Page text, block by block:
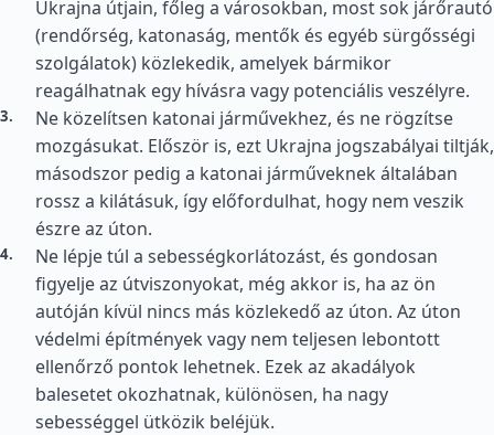
Ukrajna útjain, főleg a városokban, most sok járőrautó
(rendőrség, katonaság, mentők és egyéb sürgősségi
szolgálatok) közlekedik, amelyek bármikor
reagálhatnak egy hívásra vagy potenciális veszélyre.
Ne közelítsen katonai járművekhez, és ne rögzítse
mozgásukat. Először is, ezt Ukrajna jogszabályai tiltják,
másodszor pedig a katonai járműveknek általában
rossz a kilátásuk, így előfordulhat, hogy nem veszik
észre az úton.
Ne lépje túl a sebességkorlátozást, és gondosan
figyelje az útviszonyokat, még akkor is, ha az ön
autóján kívül nincs más közlekedő az úton. Az úton
védelmi építmények vagy nem teljesen lebontott
ellenőrző pontok lehetnek. Ezek az akadályok
balesetet okozhatnak, különösen, ha nagy
sebességgel ütközik beléjük.